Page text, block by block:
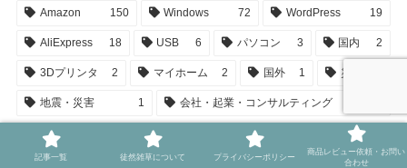
Amazon 150 Windows 72 WordPress 19
AliExpress 18 USB 6 パソコン 3 国内 2
3Dプリンタ 2 マイホーム 2 国外 1 災害
地震・災害 1 会社・起業・コンサルティング
記事一覧 徒然雑草について プライバシーポリシー
商品レビュー依頼・お問い
合わせ